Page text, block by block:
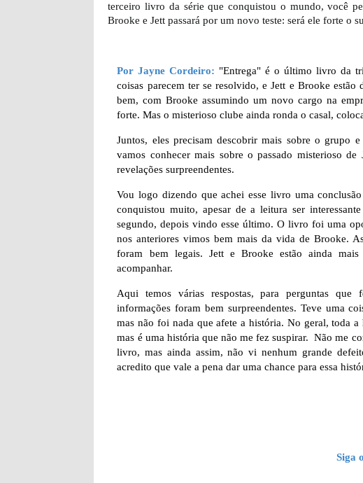
terceiro livro da série que conquistou o mundo, você
Brooke e Jett passará por um novo teste: será ele forte o
Por Jayne Cordeiro: "Entrega" é o último livro da
coisas parecem ter se resolvido, e Jett e Brooke
bem, com Brooke assumindo um novo cargo na
forte. Mas o misterioso clube ainda ronda o casal,
Juntos, eles precisam descobrir mais sobre o
vamos conhecer mais sobre o passado misterioso
revelações surpreendentes.
Vou logo dizendo que achei esse livro uma
conquistou muito, apesar de a leitura ser
segundo, depois vindo esse último. O livro foi uma
nos anteriores vimos bem mais da vida de Brooke.
foram bem legais. Jett e Brooke estão ainda
acompanhar.
Aqui temos várias respostas, para perguntas que
informações foram bem surpreendentes. Teve uma
mas não foi nada que afete a história. No geral, toda
mas é uma história que não me fez suspirar. Não me
livro, mas ainda assim, não vi nenhum grande
acredito que vale a pena dar uma chance para essa
Siga